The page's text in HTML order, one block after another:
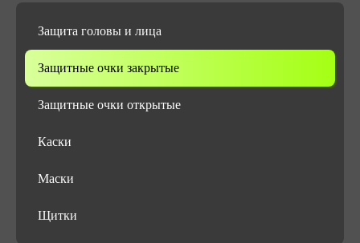
Защита головы и лица
Защитные очки закрытые
Защитные очки открытые
Каски
Маски
Щитки